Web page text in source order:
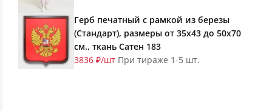
Герб печатный с рамкой из березы
(Стандарт), размеры от 35х43 до 50х70
см., ткань Сатен 183
3836 ₽/шт При тираже 1-5 шт.